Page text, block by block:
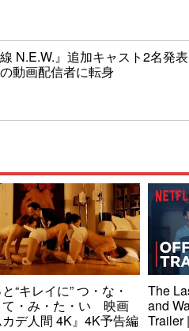
線 N.E.W.』追加キャスト2名
動画配信者に転身
“キレイに” つ・な・
て・み・た・い 映画
カデ人間 4K』4K予告編
The
and
Trailer